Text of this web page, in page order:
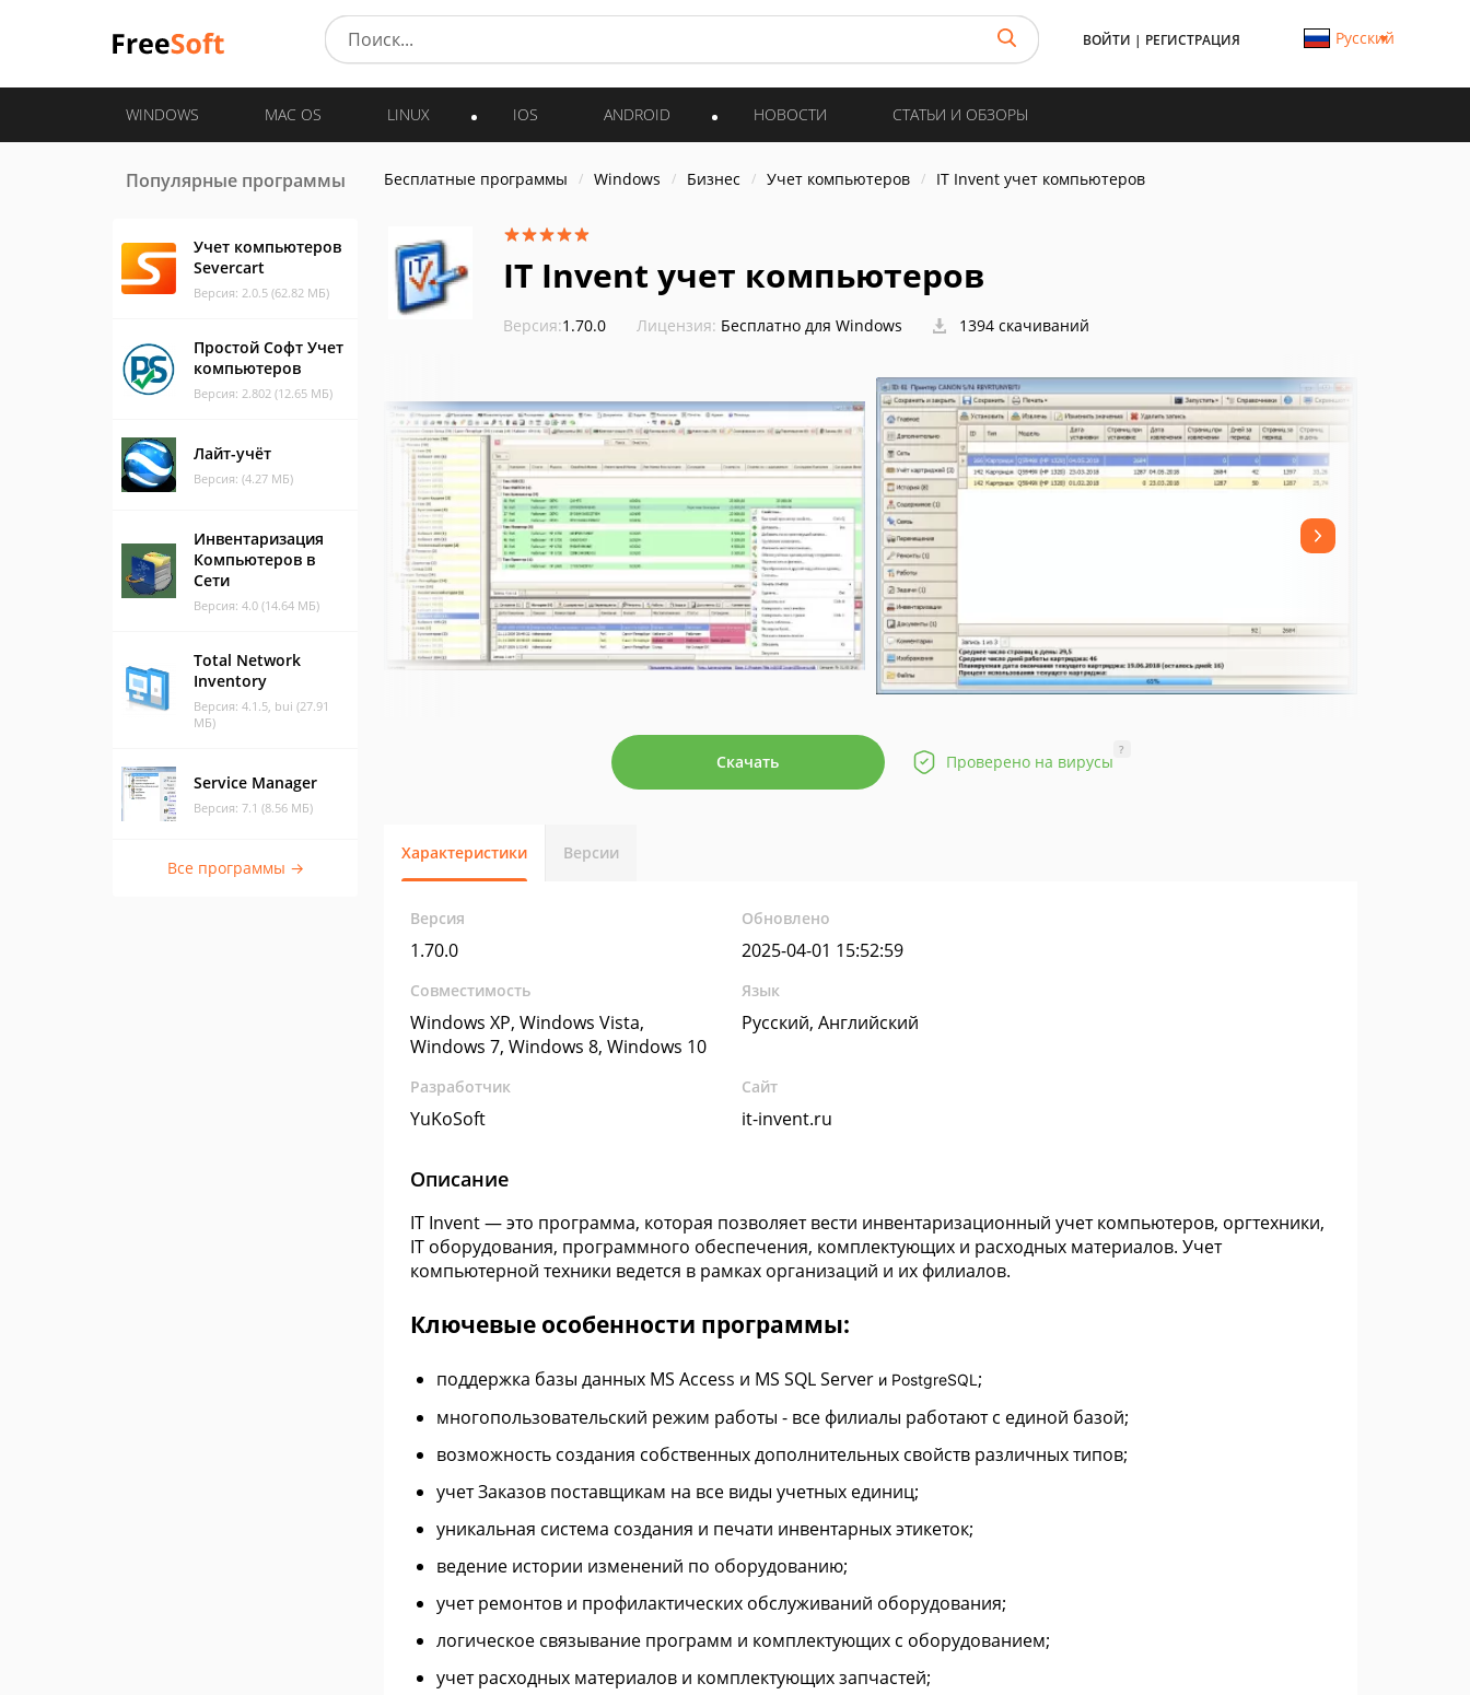
ВОЙТИ | РЕГИСТРАЦИЯ Русский
WINDOWS MAC OS LINUX IOS ANDROID НОВОСТИ СТАТЬИ И ОБЗОРЫ
Популярные программы
Учет компьютеров
Severcart
Версия: 2.0.5 (62.82 МБ)
Простой Софт Учет
компьютеров
Версия: 2.802 (12.65 МБ)
Лайт-учёт
Версия: (4.27 МБ)
Инвентаризация
Компьютеров в
Сети
Версия: 4.0 (14.64 МБ)
Total Network
Inventory
Версия: 4.1.5, bui (27.91
МБ)
Service Manager
Версия: 7.1 (8.56 МБ)
Все программы →
Бесплатные программы Windows Бизнес Учет компьютеров IT Invent учет компьютеров
IT Invent учет компьютеров
Версия:1.70.0 Лицензия: Бесплатно для Windows 1394 скачиваний
Скачать Проверено на вирусы
?
Характеристики Версии
Версия
1.70.0
Обновлено
2025-04-01 15:52:59
Совместимость
Windows XP, Windows Vista,
Windows 7, Windows 8, Windows 10
Язык
Русский, Английский
Разработчик
YuKoSoft
Сайт
it-invent.ru
Описание
IT Invent — это программа, которая позволяет вести инвентаризационный учет компьютеров, оргтехники,
IT оборудования, программного обеспечения, комплектующих и расходных материалов. Учет
компьютерной техники ведется в рамках организаций и их филиалов.
Ключевые особенности программы:
поддержка базы данных MS Access и MS SQL Server и PostgreSQL ;
многопользовательский режим работы - все филиалы работают с единой базой;
возможность создания собственных дополнительных свойств различных типов;
учет Заказов поставщикам на все виды учетных единиц;
уникальная система создания и печати инвентарных этикеток;
ведение истории изменений по оборудованию;
учет ремонтов и профилактических обслуживаний оборудования;
логическое связывание программ и комплектующих с оборудованием;
учет расходных материалов и комплектующих запчастей;